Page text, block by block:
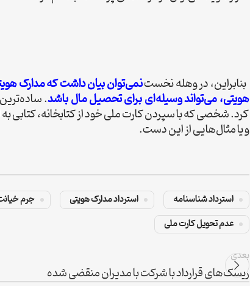
بنابراین، در وهله نخستنمی‌توان بیان داشت که مدارک
هویتی، می‌تواند وسیله‌ای برای تحصیل مال باشد.
کرد. شخصی که با سپردن کارت ملی خود از کتابخانه، کتابی
و یا مثال‌هایی از این دست.
استرداد شناسنامه استرداد مدارک هویتی جرم
عدم تحویل کارت ملی
بعدی
ریسک‌های قرارداد با شرکت با مدیران منقضی شده